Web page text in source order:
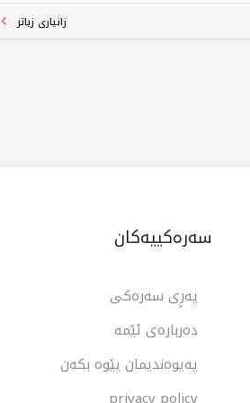
بە پێشکەشکردنی چارەسەری داهێنەرانە
زانیاری زیاتر
سەرەکییەکان
پەڕی سەرەکی
دەربارەی ئێمە
پەیوەندیمان پێوە بکەن